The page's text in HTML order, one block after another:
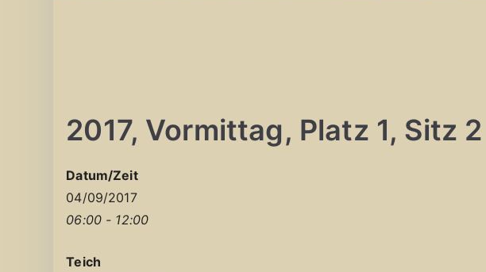
2017, Vormittag, Platz 1, Sitz 2
Datum/Zeit
04/09/2017
06:00 - 12:00
Teich